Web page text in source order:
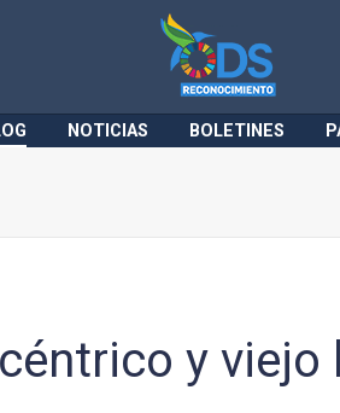
NOTICIAS BOLETINES
y viejo